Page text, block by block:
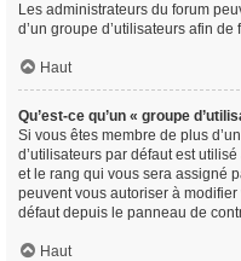
Les administrateurs du forum
d’un groupe d’utilisateurs afin
Haut
Qu’est-ce qu’un « groupe
Si vous êtes membre de plus
d’utilisateurs par défaut est
et le rang qui vous sera assigné
peuvent vous autoriser à
défaut depuis le panneau de
Haut